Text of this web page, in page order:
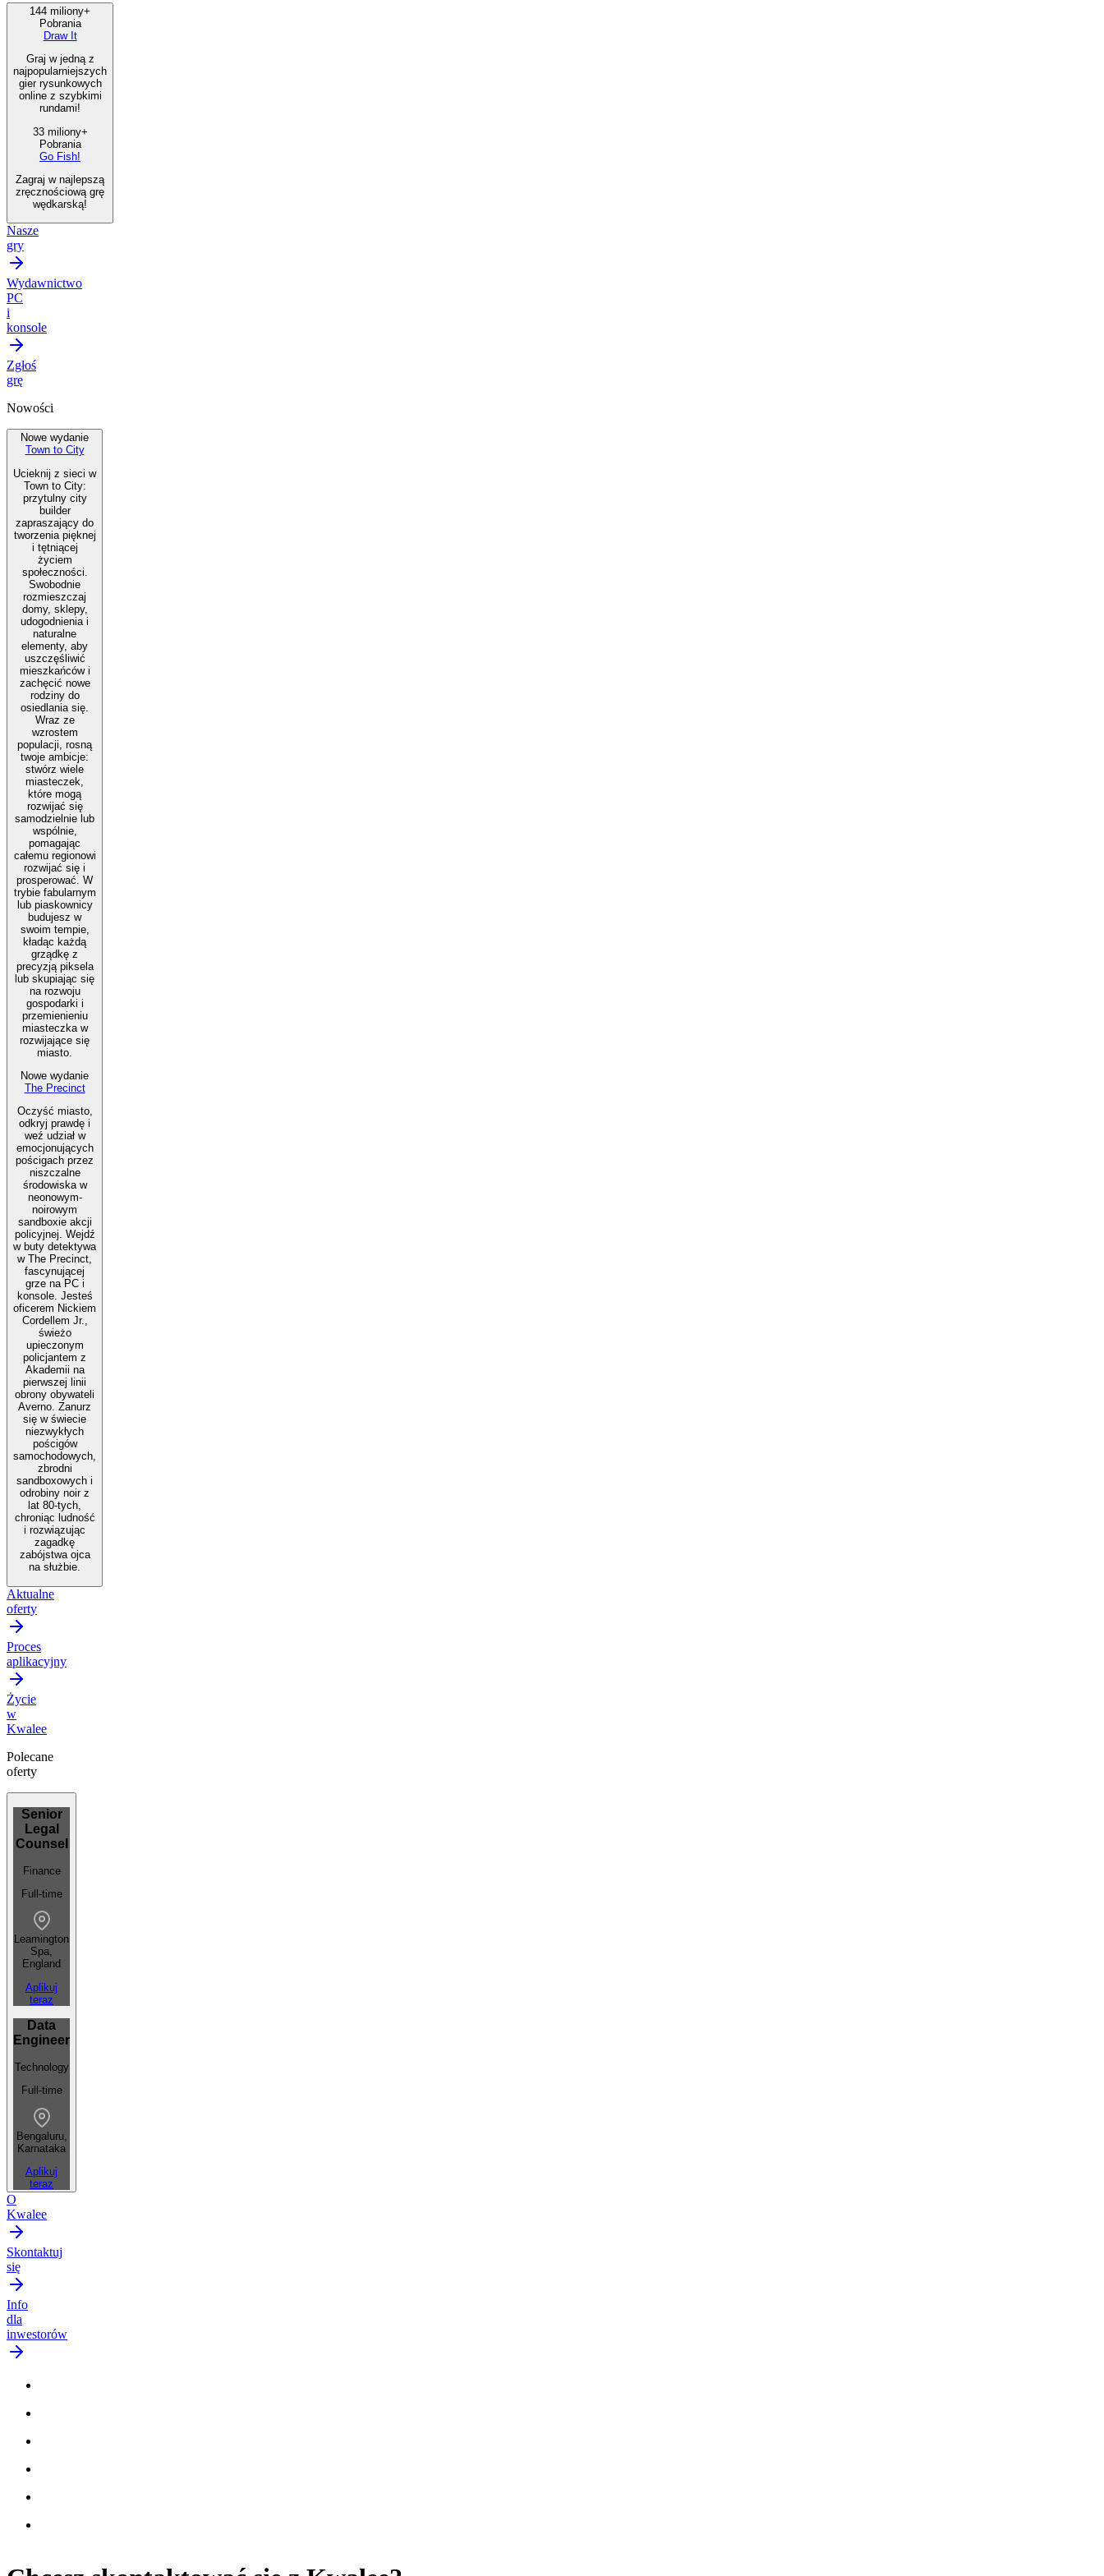
144 miliony+
Pobrania
Draw It
Graj w jedną z
najpopularniejszych
gier rysunkowych
online z szybkimi
rundami!
33 miliony+
Pobrania
Go Fish!
Zagraj w najlepszą
zręcznościową grę
wędkarską!
Nasze
gry
Wydawnictwo
PC
i
konsole
Zgłoś
grę
Nowości
Nowe wydanie
Town to City
Ucieknij z sieci w
Town to City:
przytulny city
builder
zapraszający do
tworzenia pięknej
i tętniącej
życiem
społeczności.
Swobodnie
rozmieszczaj
domy, sklepy,
udogodnienia i
naturalne
elementy, aby
uszczęśliwić
mieszkańców i
zachęcić nowe
rodziny do
osiedlania się.
Wraz ze
wzrostem
populacji, rosną
twoje ambicje:
stwórz wiele
miasteczek,
które mogą
rozwijać się
samodzielnie lub
wspólnie,
pomagając
całemu regionowi
rozwijać się i
prosperować. W
trybie fabularnym
lub piaskownicy
budujesz w
swoim tempie,
kładąc każdą
grządkę z
precyzją piksela
lub skupiając się
na rozwoju
gospodarki i
przemienieniu
miasteczka w
rozwijające się
miasto.
Nowe wydanie
The Precinct
Oczyść miasto,
odkryj prawdę i
weź udział w
emocjonujących
pościgach przez
niszczalne
środowiska w
neonowym-
noirowym
sandboxie akcji
policyjnej. Wejdź
w buty detektywa
w The Precinct,
fascynującej
grze na PC i
konsole. Jesteś
oficerem Nickiem
Cordellem Jr.,
świeżo
upieczonym
policjantem z
Akademii na
pierwszej linii
obrony obywateli
Averno. Zanurz
się w świecie
niezwykłych
pościgów
samochodowych,
zbrodni
sandboxowych i
odrobiny noir z
lat 80-tych,
chroniąc ludność
i rozwiązując
zagadkę
zabójstwa ojca
na służbie.
Aktualne
oferty
Proces
aplikacyjny
Życie
w
Kwalee
Polecane
oferty
Senior
Legal
Counsel
Finance
Full-time
Leamington
Spa,
England
Aplikuj
teraz
Data
Engineer
Technology
Full-time
Bengaluru,
Karnataka
Aplikuj
teraz
O
Kwalee
Skontaktuj
się
Info
dla
inwestorów